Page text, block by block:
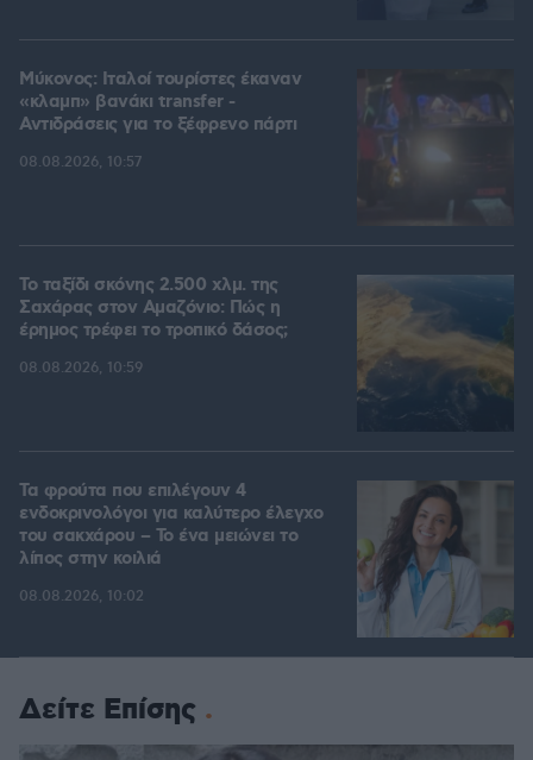
Μύκονος: Ιταλοί τουρίστες έκαναν
«κλαμπ» βανάκι transfer -
Αντιδράσεις για το ξέφρενο πάρτι
08.08.2026, 10:57
Το ταξίδι σκόνης 2.500 χλμ. της
Σαχάρας στον Αμαζόνιο: Πώς η
έρημος τρέφει το τροπικό δάσος;
08.08.2026, 10:59
Τα φρούτα που επιλέγουν 4
ενδοκρινολόγοι για καλύτερο έλεγχο
του σακχάρου – Το ένα μειώνει το
λίπος στην κοιλιά
08.08.2026, 10:02
Δείτε Επίσης